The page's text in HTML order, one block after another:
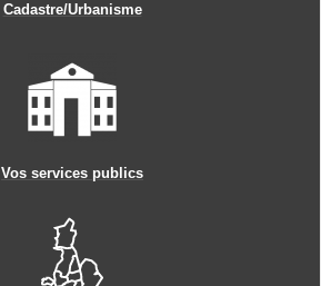
Cadastre/Urbanisme
Vos services publics